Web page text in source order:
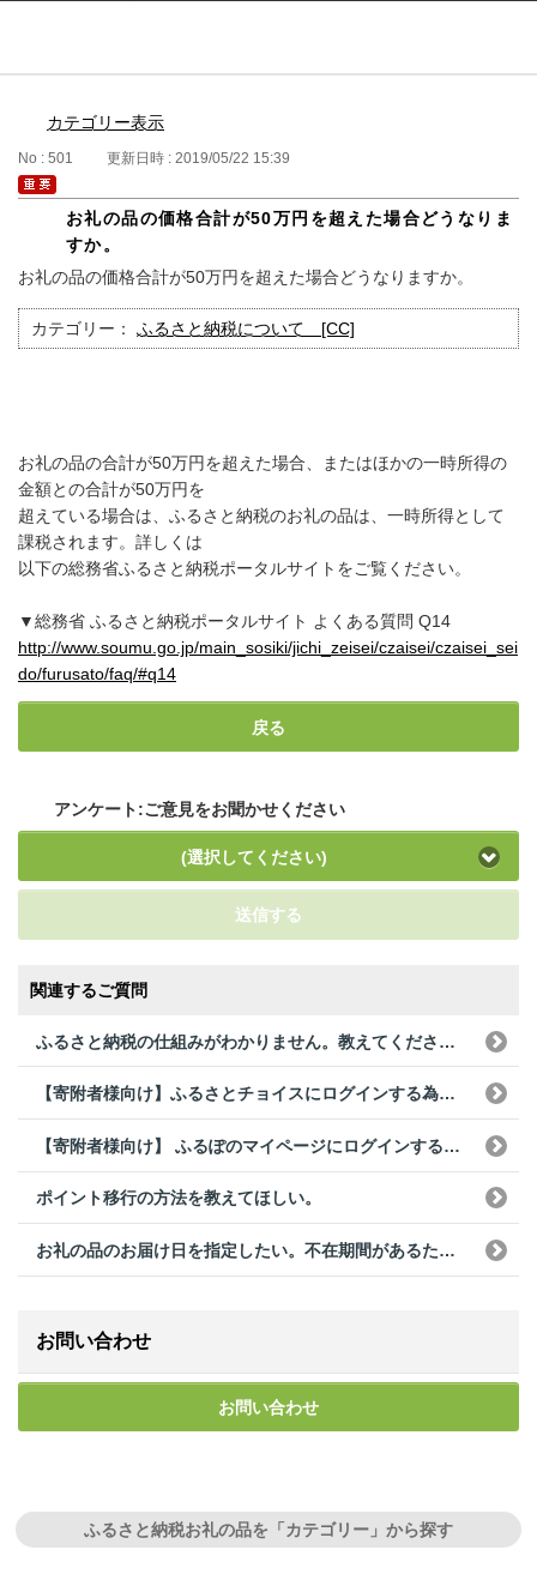
ふるぽ featuring ふるさとチョイスはじめて
カテゴリー表示
No : 501 更新日時 : 2019/05/22 15:39
お礼の品の価格合計が50万円を超えた場合どうなりま
すか。
お礼の品の価格合計が50万円を超えた場合どうなりますか。
カテゴリー： ふるさと納税について [CC]
お礼の品の合計が50万円を超えた場合、またはほかの一時所得の
金額との合計が50万円を
超えている場合は、ふるさと納税のお礼の品は、一時所得として
課税されます。詳しくは
以下の総務省ふるさと納税ポータルサイトをご覧ください。
▼総務省 ふるさと納税ポータルサイト よくある質問 Q14
http://www.soumu.go.jp/main_sosiki/jichi_zeisei/czaisei/czaisei_sei
do/furusato/faq/#q14
戻る
アンケート:ご意見をお聞かせください
(選択してください)
送信する
関連するご質問
ふるさと納税の仕組みがわかりません。教えてください。
【寄附者様向け】ふるさとチョイスにログインする為のパスワードがわからない。
【寄附者様向け】 ふるぽのマイページにログインする為のログインID、パスワードがわからない。
ポイント移行の方法を教えてほしい。
お礼の品のお届け日を指定したい。不在期間があるため、発送日を確認したい。
お問い合わせ
お問い合わせ
ふるさと納税お礼の品を「カテゴリー」から探す